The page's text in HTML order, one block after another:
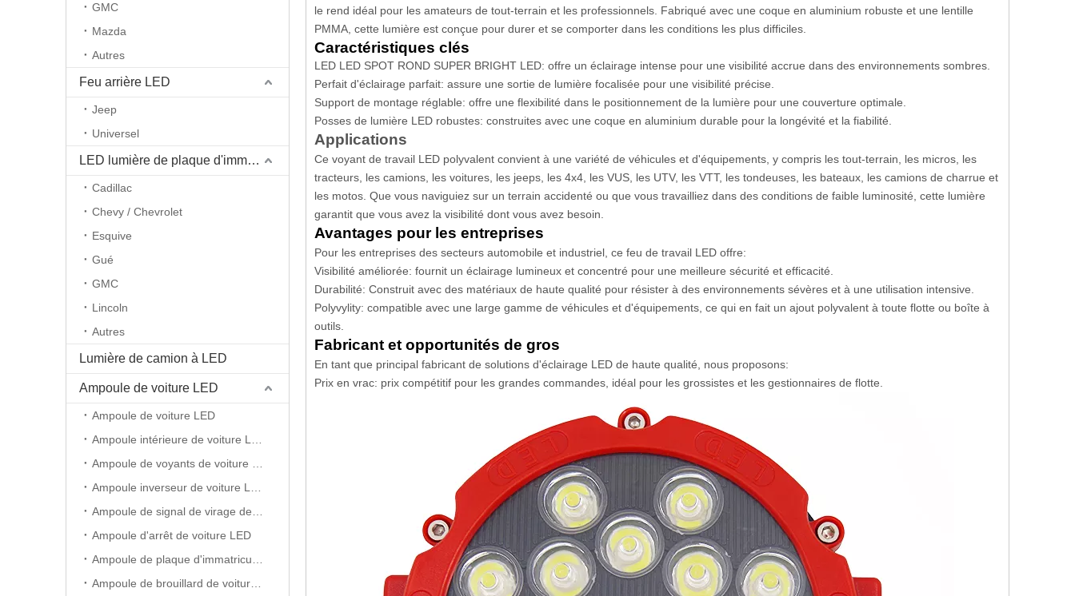
GMC
Mazda
Autres
Feu arrière LED
Jeep
Universel
LED lumière de plaque d'immatriculation
Cadillac
Chevy / Chevrolet
Esquive
Gué
GMC
Lincoln
Autres
Lumière de camion à LED
Ampoule de voiture LED
Ampoule de voiture LED
Ampoule d'arrêt de voiture LED
le rend idéal pour les amateurs de tout-terrain et les professionnels. Fabriqué avec une coque en aluminium robuste et une lentille
PMMA, cette lumière est conçue pour durer et se comporter dans les conditions les plus difficiles.
Caractéristiques clés
LED LED SPOT ROND SUPER BRIGHT LED: offre un éclairage intense pour une visibilité accrue dans des environnements sombres.
Perfait d'éclairage parfait: assure une sortie de lumière focalisée pour une visibilité précise.
Support de montage réglable: offre une flexibilité dans le positionnement de la lumière pour une couverture optimale.
Posses de lumière LED robustes: construites avec une coque en aluminium durable pour la longévité et la fiabilité.
Applications
Ce voyant de travail LED polyvalent convient à une variété de véhicules et d'équipements, y compris les tout-terrain, les micros, les
tracteurs, les camions, les voitures, les jeeps, les 4x4, les VUS, les UTV, les VTT, les tondeuses, les bateaux, les camions de charrue et
les motos. Que vous naviguiez sur un terrain accidenté ou que vous travailliez dans des conditions de faible luminosité, cette lumière
garantit que vous avez la visibilité dont vous avez besoin.
Avantages pour les entreprises
Pour les entreprises des secteurs automobile et industriel, ce feu de travail LED offre:
Visibilité améliorée: fournit un éclairage lumineux et concentré pour une meilleure sécurité et efficacité.
Durabilité: Construit avec des matériaux de haute qualité pour résister à des environnements sévères et à une utilisation intensive.
Polyvylity: compatible avec une large gamme de véhicules et d'équipements, ce qui en fait un ajout polyvalent à toute flotte ou boîte à
outils.
Fabricant et opportunités de gros
En tant que principal fabricant de solutions d'éclairage LED de haute qualité, nous proposons:
Prix ​​en vrac: prix compétitif pour les grandes commandes, idéal pour les grossistes et les gestionnaires de flotte.